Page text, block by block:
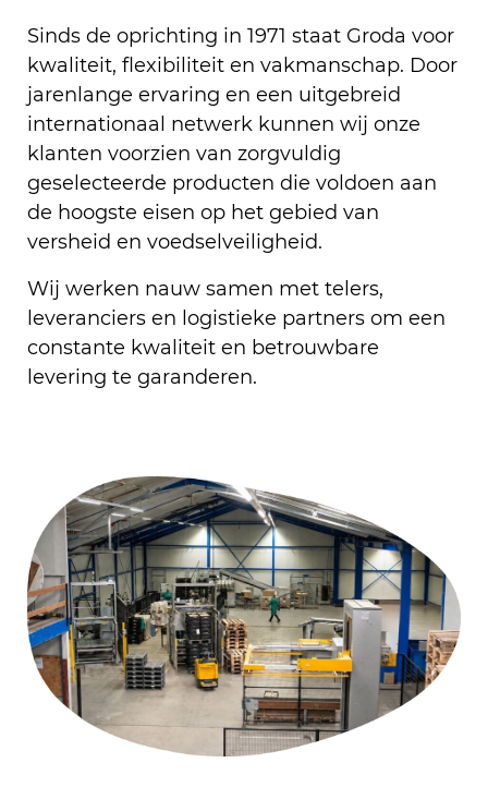
Sinds de oprichting in 1971 staat Groda voor
kwaliteit, flexibiliteit en vakmanschap. Door
jarenlange ervaring en een uitgebreid
internationaal netwerk kunnen wij onze
klanten voorzien van zorgvuldig
geselecteerde producten die voldoen aan
de hoogste eisen op het gebied van
versheid en voedselveiligheid.
Wij werken nauw samen met telers,
leveranciers en logistieke partners om een
constante kwaliteit en betrouwbare
levering te garanderen.